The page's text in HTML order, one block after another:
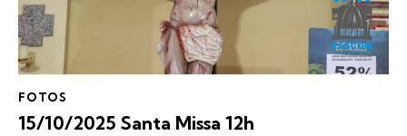
FOTOS
15/10/2025 Santa Missa 12h